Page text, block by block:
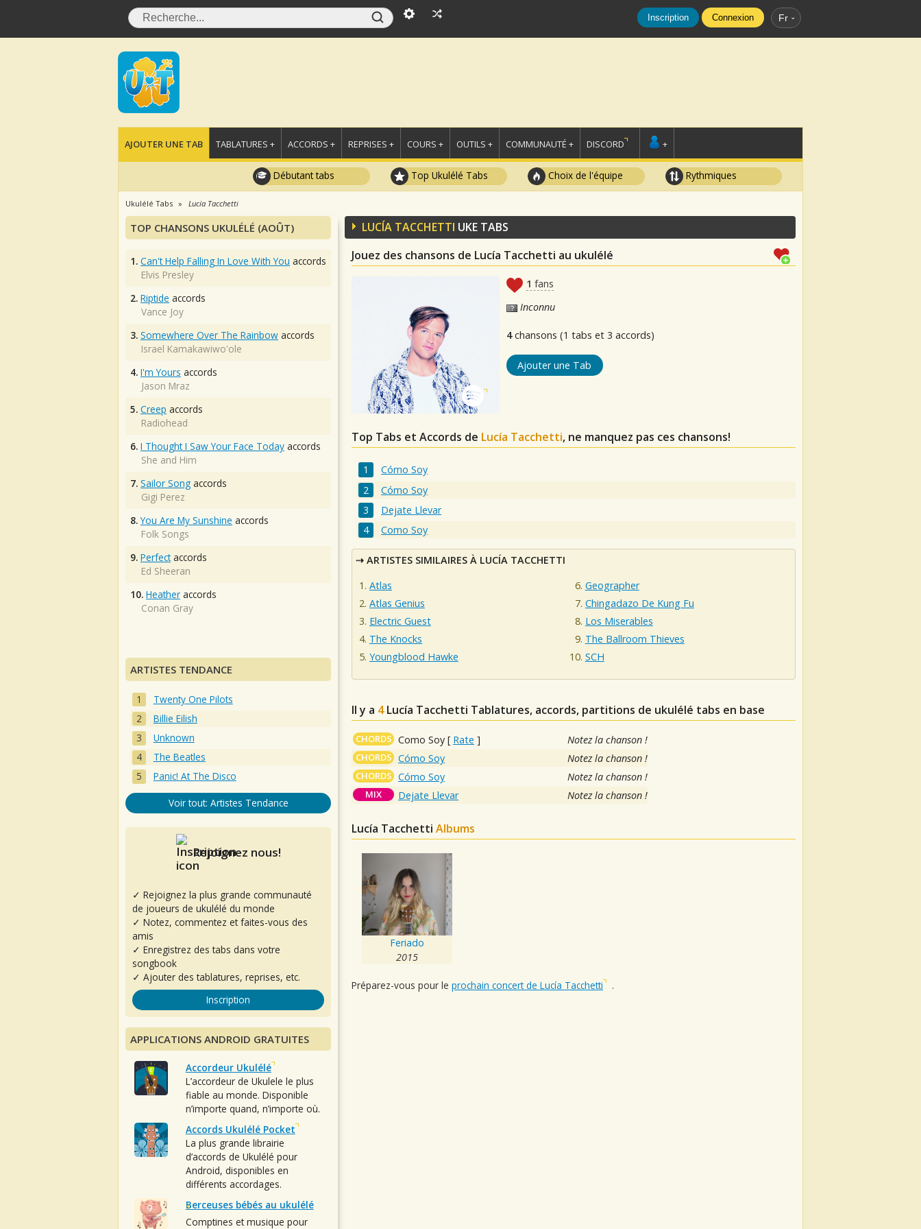
Inscription Connexion Fr
AJOUTER UNE TAB TABLATURES + ACCORDS + REPRISES + COURS + OUTILS + COMMUNAUTÉ + DISCORD +
Débutant tabs Top Ukulélé Tabs Choix de l'équipe Rythmiques
Ukulélé Tabs Lucía Tacchetti
LUCÍA TACCHETTI UKE TABS
Jouez des chansons de Lucía Tacchetti au ukulélé
1 fans
Inconnu
4chansons (1 tabs et 3 accords)
Ajouter une Tab
Top Tabs et Accords de Lucía Tacchetti, ne manquez pas ces chansons!
Cómo Soy
Cómo Soy
Dejate Llevar
Como Soy
ARTISTES SIMILAIRES À LUCÍA TACCHETTI
Atlas
Atlas Genius
Electric Guest
The Knocks
Youngblood Hawke
Geographer
Chingadazo De Kung Fu
Los Miserables
The Ballroom Thieves
SCH
Il y a 4 Lucía Tacchetti Tablatures, accords, partitions de ukulélé tabs en base
CHORDS Como Soy [ Rate ] Notez la chanson !
CHORDS Cómo Soy Notez la chanson !
CHORDS Cómo Soy Notez la chanson !
MIX Dejate Llevar Notez la chanson !
Lucía Tacchetti Albums
Feriado
2015
Préparez-vous pour le prochain concert de Lucía Tacchetti .
TOP CHANSONS UKULÉLÉ (AOÛT)
1. Can't Help Falling In Love With You accords
Elvis Presley
2. Riptide accords
Vance Joy
3. Somewhere Over The Rainbow accords
Israel Kamakawiwo'ole
4. I'm Yours accords
Jason Mraz
5. Creep accords
Radiohead
6. I Thought I Saw Your Face Today accords
She and Him
7. Sailor Song accords
Gigi Perez
8. You Are My Sunshine accords
Folk Songs
9. Perfectaccords
Ed Sheeran
10. Heather accords
Conan Gray
ARTISTES TENDANCE
Twenty One Pilots
Billie Eilish
Unknown
The Beatles
Panic! At The Disco
Voir tout: Artistes Tendance
Rejoignez nous!
✓ Rejoignez la plus grande communauté
de joueurs de ukulélé du monde
✓ Notez, commentez et faites-vous des
amis
✓ Enregistrez des tabs dans votre
songbook
✓ Ajouter des tablatures, reprises, etc.
Inscription
APPLICATIONS ANDROID GRATUITES
Accordeur Ukulélé
L’accordeur de Ukulele le plus
fiable au monde. Disponible
n’importe quand, n’importe où.
Accords Ukulélé Pocket
La plus grande librairie
d’accords de Ukulélé pour
Android, disponibles en
différents accordages.
Berceuses bébés au ukulélé
Comptines et musique pour